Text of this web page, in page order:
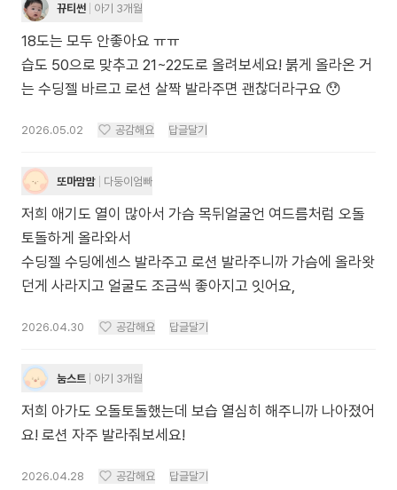
뀨티썬 아기 3개월
18도는 모두 안좋아요 ㅠㅠ
습도 50으로 맞추고 21~22도로 올려보세요! 붉게 올라온 거
는 수딩젤 바르고 로션 살짝 발라주면 괜찮더라구요 😯
2026.05.02 공감해요 답글달기
또마맘맘 다둥이엄빠
저희 애기도 열이 많아서 가슴 목뒤얼굴언 여드름처럼 오돌
토돌하게 올라와서
수딩젤 수딩에센스 발라주고 로션 발라주니까 가슴에 올라왓
던게 사라지고 얼굴도 조금씩 좋아지고 잇어요,
2026.04.30 공감해요 답글달기
눔스트 아기 3개월
저희 아가도 오돌토돌했는데 보습 열심히 해주니까 나아졌어
요! 로션 자주 발라줘보세요!
2026.04.28 공감해요 답글달기